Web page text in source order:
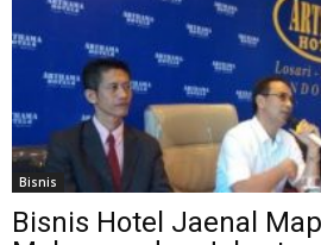
Bisnis
Bisnis Hotel Jaenal